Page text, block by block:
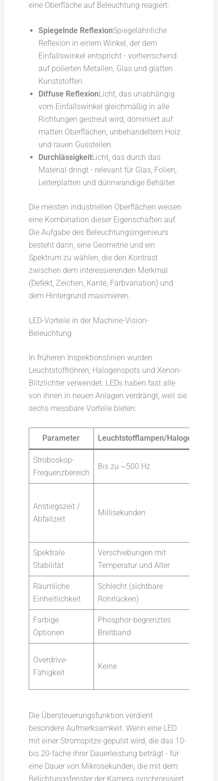
eine Oberfläche auf Beleuchtung reagiert:
Spiegelnde ReflexionSpiegelähnliche
Reflexion in einem Winkel, der dem
Einfallswinkel entspricht - vorherrschend
auf polierten Metallen, Glas und glatten
Kunststoffen.
Diffuse ReflexionLicht, das unabhängig
vom Einfallswinkel gleichmäßig in alle
Richtungen gestreut wird, dominiert auf
matten Oberflächen, unbehandeltem Holz
und rauen Gussteilen.
DurchlässigkeitLicht, das durch das
Material dringt - relevant für Glas, Folien,
Leiterplatten und dünnwandige Behälter.
Die meisten industriellen Oberflächen weisen
eine Kombination dieser Eigenschaften auf.
Die Aufgabe des Beleuchtungsingenieurs
besteht darin, eine Geometrie und ein
Spektrum zu wählen, die den Kontrast
zwischen dem interessierenden Merkmal
(Defekt, Zeichen, Kante, Farbvariation) und
dem Hintergrund maximieren.
LED-Vorteile in der Machine-Vision-
Beleuchtung
In früheren Inspektionslinien wurden
Leuchtstoffröhren, Halogenspots und Xenon-
Blitzlichter verwendet. LEDs haben fast alle
von ihnen in neuen Anlagen verdrängt, weil sie
sechs messbare Vorteile bieten:
Parameter Leuchtstofflampen/Halogen
Stroboskop-
Frequenzbereich
Bis zu ~500 Hz
Anstiegszeit /
Abfallzeit
Millisekunden
Spektrale
Stabilität
Verschiebungen mit
Temperatur und Alter
Räumliche
Einheitlichkeit
Schlecht (sichtbare
Rohrlücken)
Farbige
Optionen
Phosphor-begrenztes
Breitband
Overdrive-
Fähigkeit
Keine
Die Übersteuerungsfunktion verdient
besondere Aufmerksamkeit. Wenn eine LED
mit einer Stromspitze gepulst wird, die das 10-
bis 20-fache ihrer Dauerleistung beträgt - für
eine Dauer von Mikrosekunden, die mit dem
Belichtungsfenster der Kamera synchronisiert